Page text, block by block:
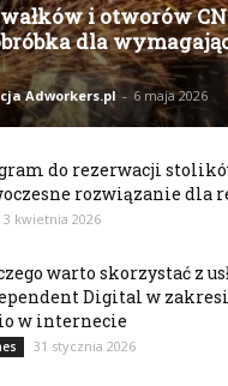
i otworów
dla
Adworkers.pl - 6 maja 2026
do rezerwacji
rozwiązanie dla
3 kwietnia 2026
warto skorzystać z
Digital w
w internecie
31 stycznia 2026